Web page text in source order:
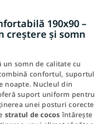
190x90 –
creștere și somn
somn de calitate cu
confortul, suportul
noapte. Nucleul din
suport uniform pentru
unei posturi corecte
stratul de cocos întărește